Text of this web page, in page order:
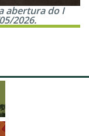
abertura do I
2026.